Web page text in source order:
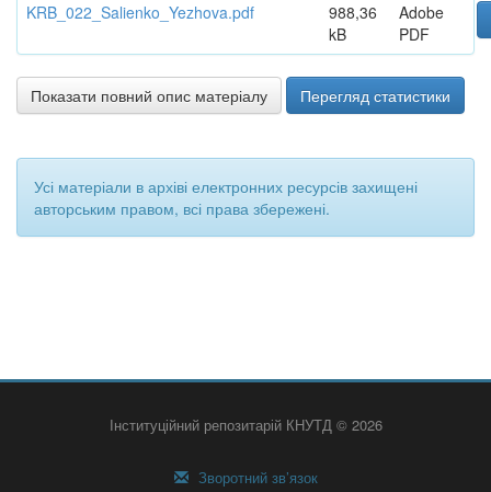
KRB_022_Salienko_Yezhova.pdf
988,36
kB
Adobe
PDF
Показати повний опис матеріалу Перегляд статистики
Усі матеріали в архіві електронних ресурсів захищені
авторським правом, всі права збережені.
Інституційний репозитарій КНУТД © 2026
Зворотний зв’язок